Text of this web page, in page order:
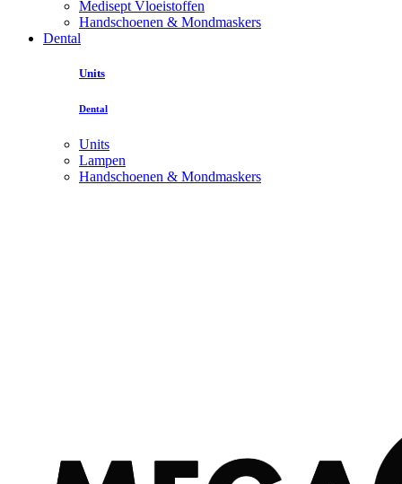
Medisept Vloeistoffen
Handschoenen & Mondmaskers
Dental
Units
Dental
Units
Lampen
Handschoenen & Mondmaskers